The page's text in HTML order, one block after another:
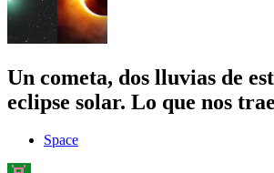
Un cometa, dos lluvias de
eclipse solar. Lo que nos
Space